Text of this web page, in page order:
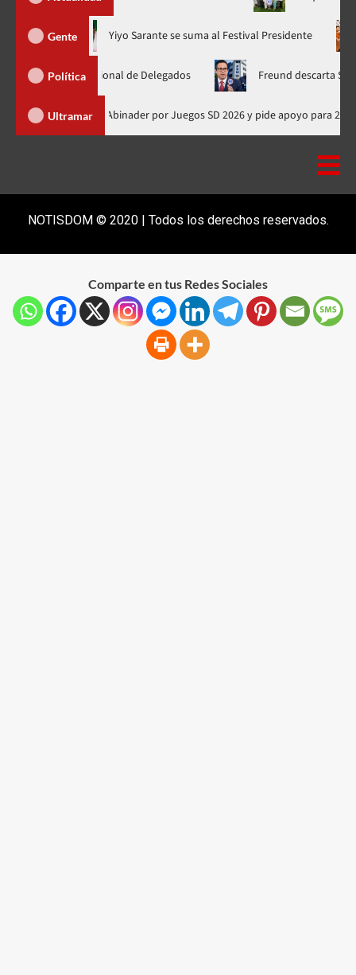
Gente
en nuevo horario Yiyo Sarante se suma al Festival
Política
Nacional de Delegados Freund descarta Secretaría
Ultramar
Presidente de Honduras felicita a Abinader por Juegos SD 2026 y pide
NOTISDOM © 2020 | Todos los derechos reservados.
Comparte en tus Redes Sociales